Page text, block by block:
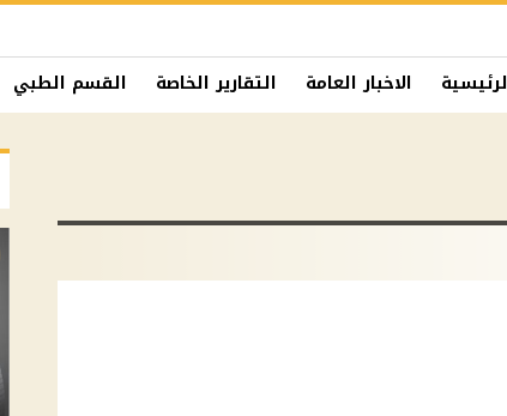
الاخبار العامة التقارير الخاصة القسم الطبي